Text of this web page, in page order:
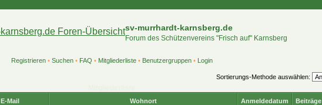
sv-murrhardt-karnsberg.de
Forum des Schützenvereins "Frisch auf" Karnsberg
Registrieren• Suchen• FAQ • Mitgliederliste• Benutzergruppen• Login
Sortierungs-Methode auswählen:
E-Mail Wohnort Anmeldedatum Beiträge